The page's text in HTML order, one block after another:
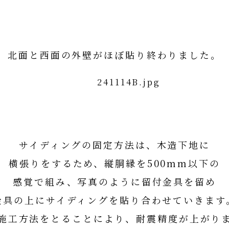
北面と西面の外壁がほぼ貼り終わりました。
サイディングの固定方法は、木造下地に
横張りをするため、縦胴縁を500mm以下の
感覚で組み、写真のように留付金具を留め
具の上にサイディングを貼り合わせていきます
工方法をとることにより、耐震精度が上がりま